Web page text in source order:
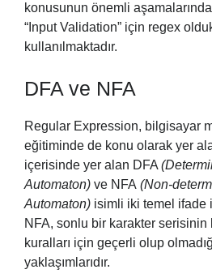
konusunun önemli
“Input Validation” için regex
kullanılmaktadır.
DFA ve NFA
Regular Expression, bilgisayar
eğitiminde de konu olarak yer
içerisinde yer alan DFA
Automaton) ve NFA (Non-
Automaton) isimli iki temel ifade
NFA, sonlu bir karakter serisinin
kuralları için geçerli olup
yaklaşımlarıdır.